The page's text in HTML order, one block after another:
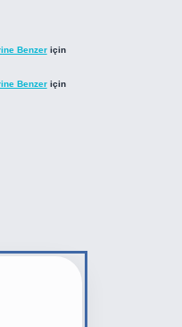
Benzeriçin
Benzeriçin